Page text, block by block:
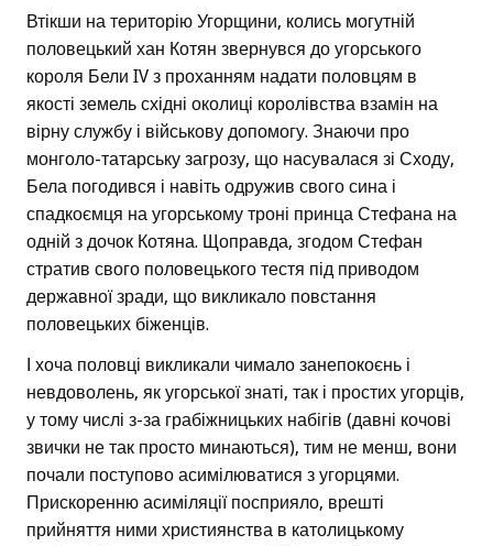
Втікши на територію Угорщини, колись могутній
половецький хан Котян звернувся до угорського
короля Бели IV з проханням надати половцям в
якості земель східні околиці королівства взамін на
вірну службу і військову допомогу. Знаючи про
монголо-татарську загрозу, що насувалася зі Сходу,
Бела погодився і навіть одружив свого сина і
спадкоємця на угорському троні принца Стефана на
одній з дочок Котяна. Щоправда, згодом Стефан
стратив свого половецького тестя під приводом
державної зради, що викликало повстання
половецьких біженців.
І хоча половці викликали чимало занепокоєнь і
невдоволень, як угорської знаті, так і простих угорців,
у тому числі з-за грабіжницьких набігів (давні кочові
звички не так просто минаються), тим не менш, вони
почали поступово асимілюватися з угорцями.
Прискоренню асиміляції посприяло, врешті
прийняття ними християнства в католицькому